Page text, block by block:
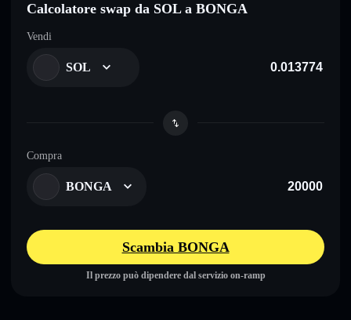
Calcolatore swap da SOL a BONGA
Vendi
SOL
Compra
BONGA
Scambia BONGA
Il prezzo può dipendere dal servizio on-ramp